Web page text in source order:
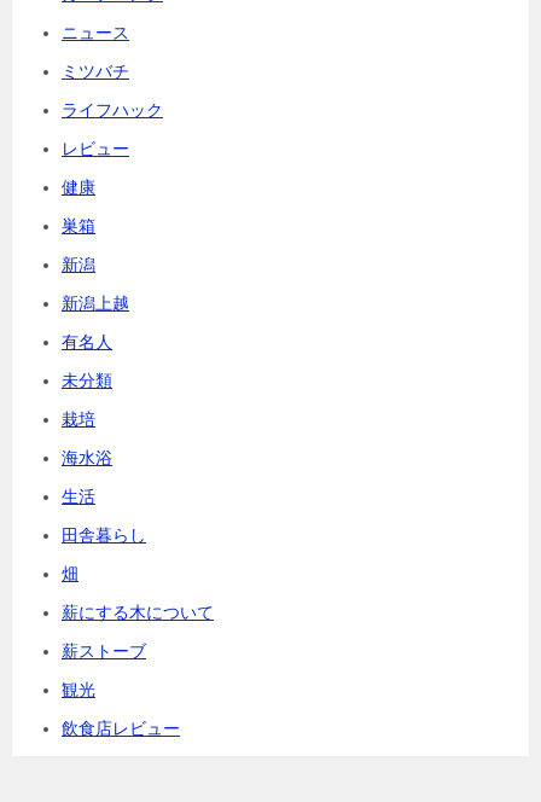
ニュース
ミツバチ
ライフハック
レビュー
健康
巣箱
新潟
新潟上越
有名人
未分類
栽培
海水浴
生活
田舎暮らし
畑
薪にする木について
薪ストーブ
観光
飲食店レビュー